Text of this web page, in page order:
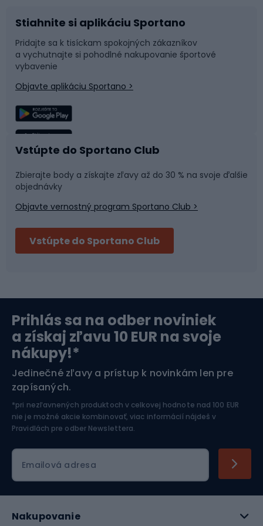
Príslušenstvo k bicyklom
Časti bicyklov
Rybolov
Športová medicína
Bushcraft
Bikepacking
Orientačný beh
Sane a kĺzačky
Snowboard
Plávanie
Tímové športy
Fitness a posilňovňa
Cyklistické prilby
Lyžovanie
Športová elektronika
Jazdectvo
Stiahnite si aplikáciu Sportano
Pridajte sa k tisíckam spokojných zákazníkov
a vychutnajte si pohodlné nakupovanie športové
vybavenie
Objavte aplikáciu Sportano >
Vstúpte do Sportano Club
Zbierajte body a získajte zľavy až do 30 % na svoje ďalšie
objednávky
Objavte vernostný program Sportano Club >
Vstúpte do Sportano Club
Prihlás sa na odber noviniek
a získaj zľavu 10 EUR na svoje
nákupy!*
Jedinečné zľavy a prístup k novinkám len pre
zapísaných.
*pri nezľavnených produktoch v celkovej hodnote nad 100 EUR
nie je možné akcie kombinovať, viac informácií nájdeš v
Pravidlách pre odber Newslettera.
Emailová adresa
Nakupovanie